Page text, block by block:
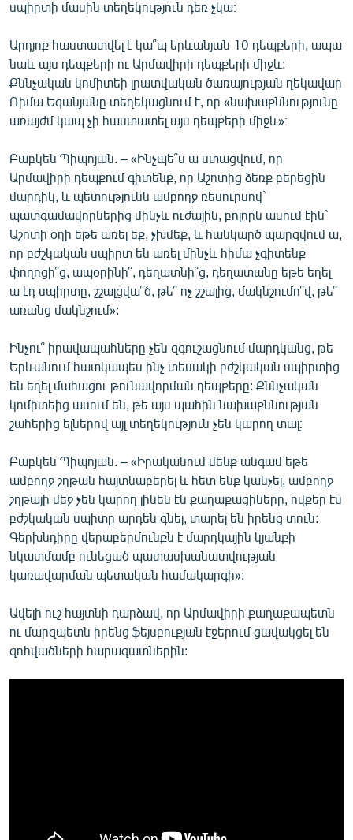
սպիրտի մասին տեղեկություն դեռ չկա։
Արդյոք հաստատվել է կա՞պ երևանյան 10 դեպքերի, ապա
նաև այս դեպքերի ու Արմավիրի դեպքերի միջև:
Քննչական կոմիտեի լրատվական ծառայության ղեկավար
Ռիմա Եգանյանը տեղեկացնում է, որ «նախաքննությունը
առայժմ կապ չի հաստատել այս դեպքերի միջև»։
Բաբկեն Պիպոյան. – «Ինչպե՞ս ա ստացվում, որ
Արմավիրի դեպքում գիտենք, որ Աշոտից ձեռք բերեցին
մարդիկ, և պետությունն ամբողջ ռեսուրսով`
պատգամավորներից մինչև ուժային, բոլորն ասում էին`
Աշոտի օղի եթե առել եք, չխմեք, և հանկարծ պարզվում ա,
որ բժշկական սպիրտ են առել մինչև հիմա չգիտենք
փողոցի՞ց, ապօրինի՞, դեղատնի՞ց, դեղատանը եթե եղել
ա էդ սպիրտը, շշալցվա՞ծ, թե՞ ոչ շշալից, մակնշումո՞վ, թե՞
առանց մակնշում»:
Ինչու՞ իրավապահները չեն զգուշացնում մարդկանց, թե
Երևանում հատկապես ինչ տեսակի բժշկական սպիրտից
են եղել մահացու թունավորման դեպքերը: Քննչական
կոմիտեից ասում են, թե այս պահին նախաքննության
շահերից ելներով այլ տեղեկություն չեն կարող տալ։
Բաբկեն Պիպոյան. – «Իրականում մենք անգամ եթե
ամբողջ շղթան հայտնաբերել և հետ ենք կանչել, ամբողջ
շղթայի մեջ չեն կարող լինեն էն քաղաքացիները, ովքեր էս
բժշկական սպիտը արդեն գնել, տարել են իրենց տուն:
Գերխնդիրը վերաբերմունքն է մարդկային կյանքի
նկատմամբ ունեցած պատասխանատվության
կառավարման պետական համակարգի»:
Ավելի ուշ հայտնի դարձավ, որ Արմավիրի քաղաքապետն
ու մարզպետն իրենց ֆեյսբուքյան էջերում ցավակցել են
զոհվածների հարազատներին: